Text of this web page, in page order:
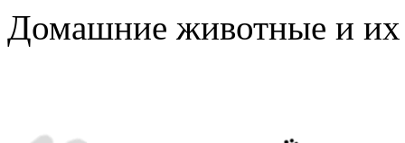
Домашние животные и их